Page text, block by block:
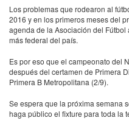
Los problemas que rodearon al
2016 y en los primeros meses del
agenda de la Asociación del
más federal del país.
Es por eso que el campeonato del
después del certamen de Primera
Primera B Metropolitana (2/9).
Se espera que la próxima semana
haga público el fixture para toda la